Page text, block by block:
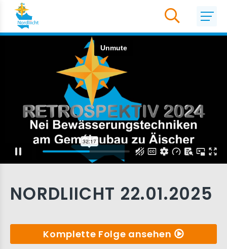
NORDLIICHT 22.01.2025
Komplette Folge ansehen